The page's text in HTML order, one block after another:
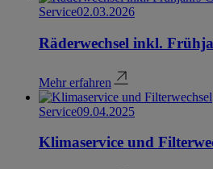
Service02.03.2026
Räderwechsel inkl.
Mehr erfahren
Service09.04.2025
Klimaservice und